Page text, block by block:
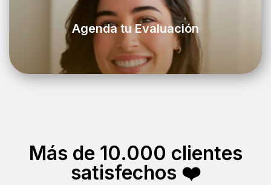
Agenda tu Evaluación
Más de 10.000 clientes
satisfechos ❤️